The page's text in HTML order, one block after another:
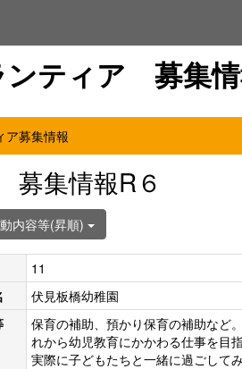
ティア 募集情
ア募集情報
集情報R６
内容等(昇順)
11
伏見板橋幼稚園
保育の補助、預かり保育の補助など
れから幼児教育にかかわる仕事を目
実際に子どもたちと一緒に過ごしてみ